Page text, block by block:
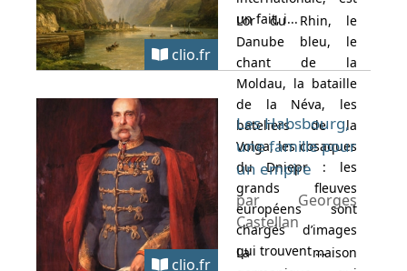
un fait, i...
clio.fr
L’or du Rhin, le
Danube bleu, le
chant de la
Moldau, la bataille
de la Néva, les
bateliers de la
Volga, les cosaques
du Dniepr : les
grands fleuves
européens sont
chargés d’images
qui trouvent ...
clio.fr
Les Habsbourg,
une famille pour
un empire
par Georges
Castellan
La maison